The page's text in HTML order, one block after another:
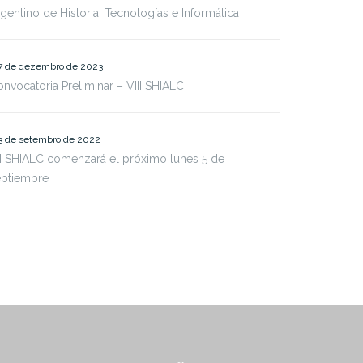
de Historia, Tecnologías e Informática
de dezembro de 2023
Preliminar – VIII SHIALC
de setembro de 2022
SHIALC comenzará el próximo lunes 5 de